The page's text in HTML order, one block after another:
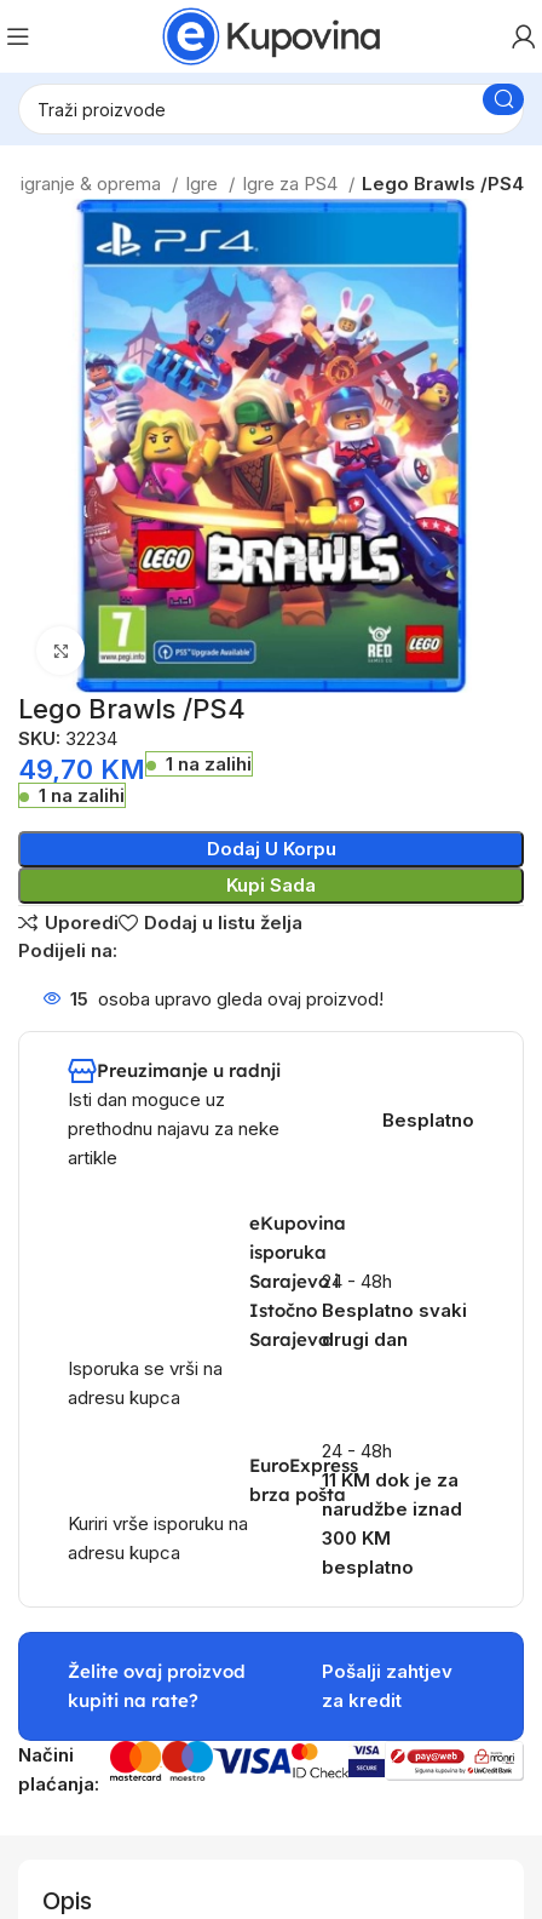
igranje & oprema Igre Igre za PS4 Lego Brawls /PS4
Click to enlarge
Lego Brawls /PS4
SKU: 32234
49,70 KM
1 na zalihi
1 na zalihi
Dodaj U Korpu
Kupi Sada
Uporedi
Dodaj u listu želja
Podijeli na:
15 osoba upravo gleda ovaj proizvod!
Preuzimanje u radnji
Isti dan moguce uz
prethodnu najavu za neke
artikle
Besplatno
eKupovina
isporuka
Sarajevo i
Istočno
Sarajevo
Isporuka se vrši na
adresu kupca
24 - 48h
Besplatno svaki
drugi dan
EuroExpress
brza pošta
Kuriri vrše isporuku na
adresu kupca
24 - 48h
11 KM dok je za
narudžbe iznad
300 KM
besplatno
Želite ovaj proizvod
kupiti na rate?
Pošalji zahtjev
za kredit
Načini
plaćanja:
Opis